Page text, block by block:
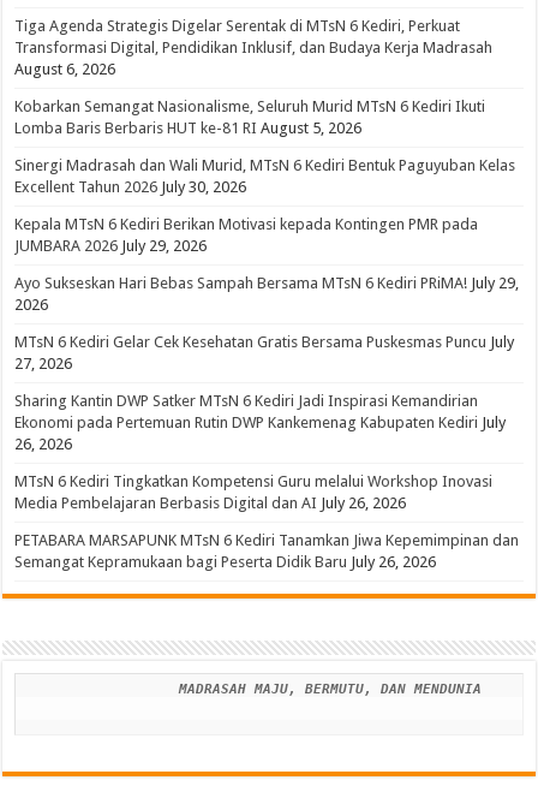
Tiga Agenda Strategis Digelar Serentak di MTsN 6 Kediri, Perkuat
Transformasi Digital, Pendidikan Inklusif, dan Budaya Kerja Madrasah
August 6, 2026
Kobarkan Semangat Nasionalisme, Seluruh Murid MTsN 6 Kediri Ikuti
Lomba Baris Berbaris HUT ke-81 RI August 5, 2026
Sinergi Madrasah dan Wali Murid, MTsN 6 Kediri Bentuk Paguyuban Kelas
Excellent Tahun 2026 July 30, 2026
Kepala MTsN 6 Kediri Berikan Motivasi kepada Kontingen PMR pada
JUMBARA 2026 July 29, 2026
Ayo Sukseskan Hari Bebas Sampah Bersama MTsN 6 Kediri PRiMA! July 29,
2026
MTsN 6 Kediri Gelar Cek Kesehatan Gratis Bersama Puskesmas Puncu July
27, 2026
Sharing Kantin DWP Satker MTsN 6 Kediri Jadi Inspirasi Kemandirian
Ekonomi pada Pertemuan Rutin DWP Kankemenag Kabupaten Kediri July
26, 2026
MTsN 6 Kediri Tingkatkan Kompetensi Guru melalui Workshop Inovasi
Media Pembelajaran Berbasis Digital dan AI July 26, 2026
PETABARA MARSAPUNK MTsN 6 Kediri Tanamkan Jiwa Kepemimpinan dan
Semangat Kepramukaan bagi Peserta Didik Baru July 26, 2026
MADRASAH MAJU, BERMUTU, DAN MENDUNIA